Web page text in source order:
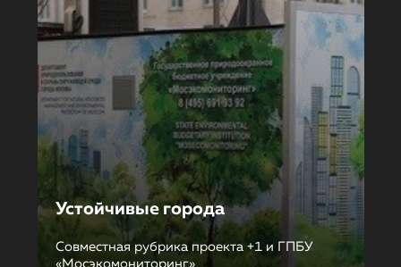
Устойчивые города
Совместная рубрика проекта +1 и ГПБУ
«Мосэкомониторинг»